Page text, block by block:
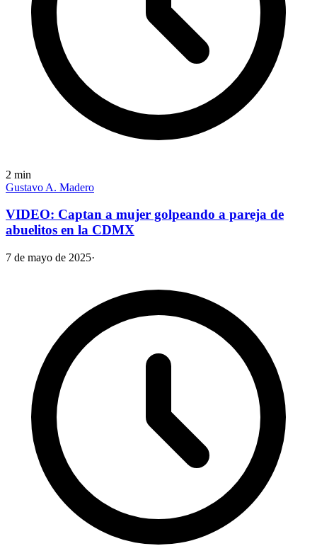
2 min
Gustavo A. Madero
VIDEO: Captan a mujer golpeando a pareja de
abuelitos en la CDMX
7 de mayo de 2025·